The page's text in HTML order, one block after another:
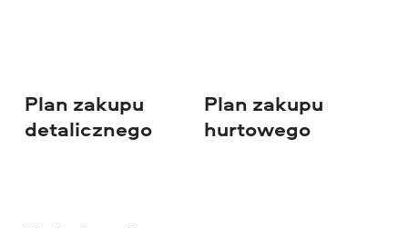
Plan zakupu
detalicznego
Plan zakupu
hurtowego